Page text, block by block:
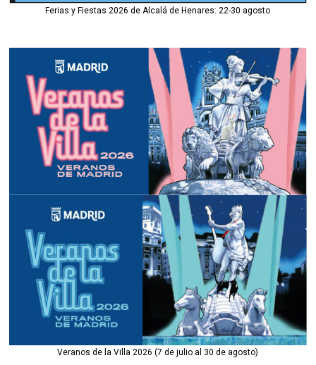
Ferias y Fiestas 2026 de Alcalá de Henares: 22-30 agosto
Veranos de la Villa 2026 (7 de julio al 30 de agosto)